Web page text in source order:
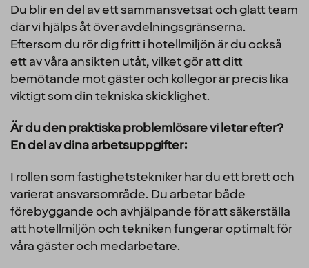
Du blir en del av ett sammansvetsat och glatt team
där vi hjälps åt över avdelningsgränserna.
Eftersom du rör dig fritt i hotellmiljön är du också
ett av våra ansikten utåt, vilket gör att ditt
bemötande mot gäster och kollegor är precis lika
viktigt som din tekniska skicklighet.
Är du den praktiska problemlösare vi letar efter?
En del av dina arbetsuppgifter:
I rollen som fastighetstekniker har du ett brett och
varierat ansvarsområde. Du arbetar både
förebyggande och avhjälpande för att säkerställa
att hotellmiljön och tekniken fungerar optimalt för
våra gäster och medarbetare.